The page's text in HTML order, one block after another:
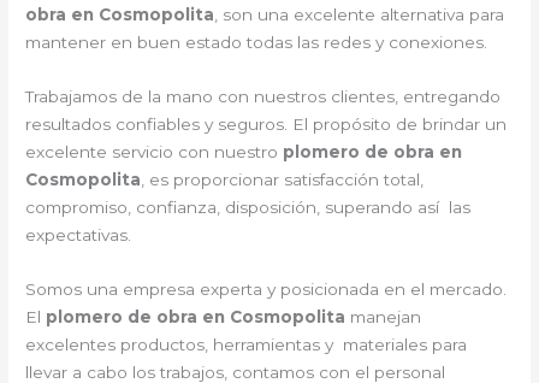
obra en Cosmopolita , son una excelente alternativa para
mantener en buen estado todas las redes y conexiones.
Trabajamos de la mano con nuestros clientes, entregando
resultados confiables y seguros. El propósito de brindar un
excelente servicio con nuestro plomero de obra en
Cosmopolita , es proporcionar satisfacción total,
compromiso, confianza, disposición, superando así las
expectativas.
Somos una empresa experta y posicionada en el mercado.
El plomero de obra en Cosmopolita manejan
excelentes productos, herramientas y materiales para
llevar a cabo los trabajos, contamos con el personal